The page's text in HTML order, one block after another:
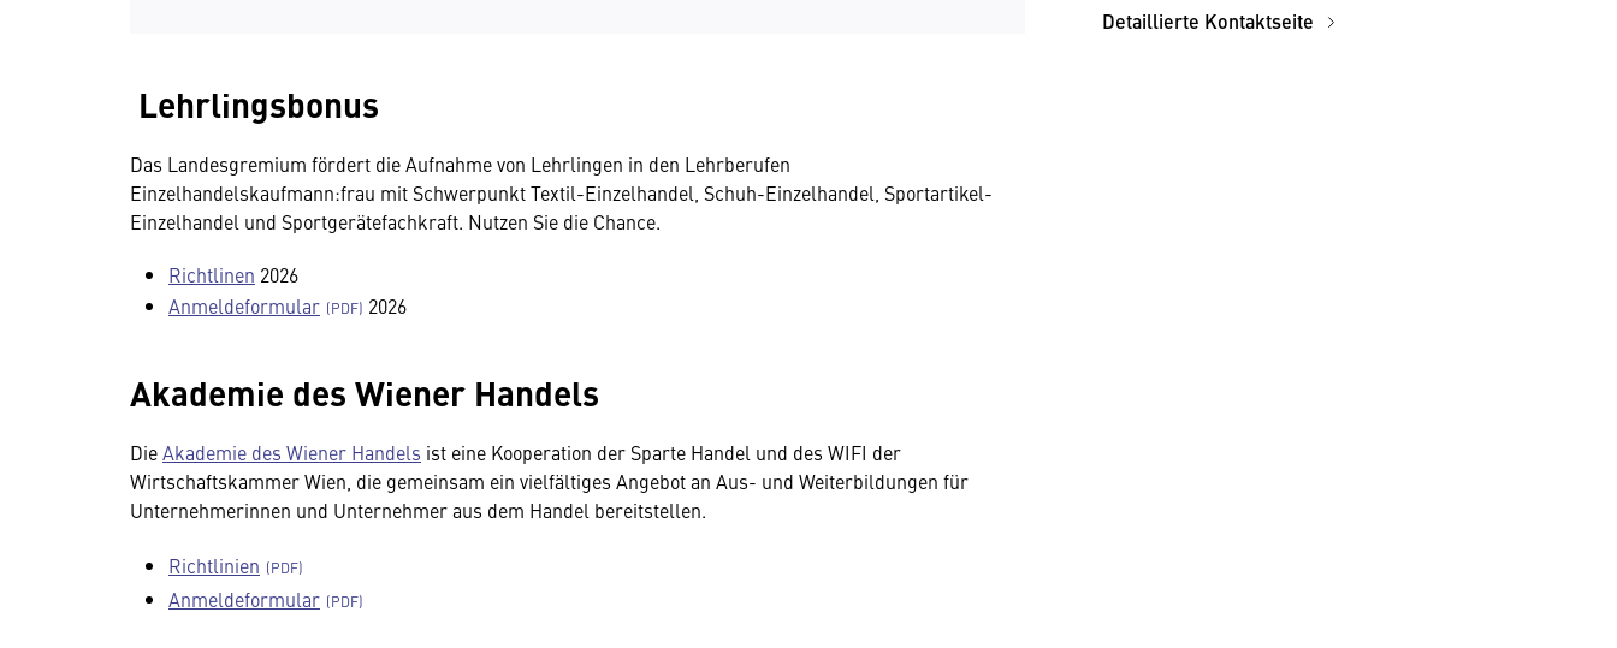
Lehrlingsbonus
Das Landesgremium fördert die Aufnahme von Lehrlingen in den Lehrberufen
Einzelhandelskaufmann:frau mit Schwerpunkt Textil-Einzelhandel, Schuh-Einzelhandel, Sportartikel-
Einzelhandel und Sportgerätefachkraft. Nutzen Sie die Chance.
Richtlinen 2026
Anmeldeformular
2026
Akademie des Wiener Handels
DieAkademie des Wiener Handels ist eine Kooperation der Sparte Handel und des WIFI der
Wirtschaftskammer Wien, die gemeinsam ein vielfältiges Angebot an Aus- und Weiterbildungen für
Unternehmerinnen und Unternehmer aus dem Handel bereitstellen.
Richtlinien
Anmeldeformular
Detaillierte Kontaktseite